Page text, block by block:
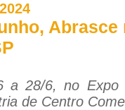
a 28/6, no Expo
de Centro